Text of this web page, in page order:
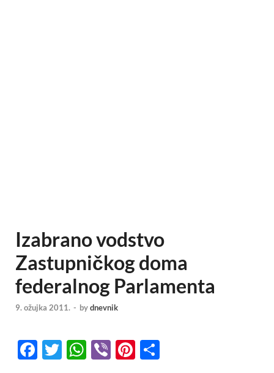
Izabrano vodstvo
Zastupničkog doma
federalnog Parlamenta
9. ožujka 2011. - bydnevnik
F
T
W Vi Pi